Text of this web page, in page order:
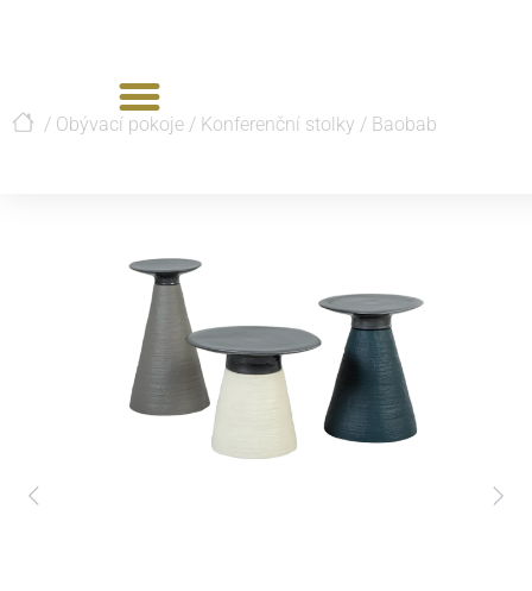
/ Obývací pokoje / Konferenční stolky / Baobab